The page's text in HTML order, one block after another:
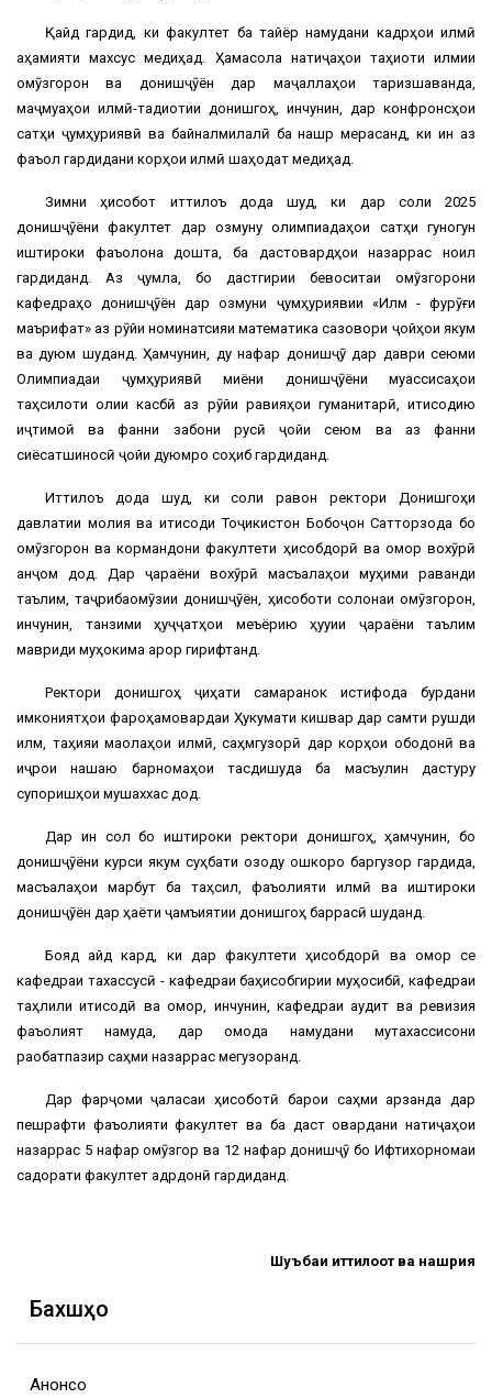
Қайд гардид, ки факултет ба тайёр намудани кадрҳои илмӣ
аҳамияти махсус медиҳад. Ҳамасола натиҷаҳои таҳқиқоти илмии
омӯзгорон ва донишҷӯён дар маҷаллаҳои тақризшаванда,
маҷмуаҳои илмӣ-тадқиқотии донишгоҳ, инчунин, дар конфронсҳои
сатҳи ҷумҳуриявӣ ва байналмилалӣ ба нашр мерасанд, ки ин аз
фаъол гардидани корҳои илмӣ шаҳодат медиҳад.
Зимни ҳисобот иттилоъ дода шуд, ки дар соли 2025
донишҷӯёни факултет дар озмуну олимпиадаҳои сатҳи гуногун
иштироки фаъолона дошта, ба дастовардҳои назаррас ноил
гардиданд. Аз ҷумла, бо дастгирии бевоситаи омӯзгорони
кафедраҳо донишҷӯён дар озмуни ҷумҳуриявии «Илм - фурӯғи
маърифат» аз рӯйи номинатсияи математика сазовори ҷойҳои якум
ва дуюм шуданд. Ҳамчунин, ду нафар донишҷӯ дар даври сеюми
Олимпиадаи ҷумҳуриявӣ миёни донишҷӯёни муассисаҳои
таҳсилоти олии касбӣ аз рӯйи равияҳои гуманитарӣ, иқтисодию
иҷтимоӣ ва фанни забони русӣ ҷойи сеюм ва аз фанни
сиёсатшиносӣ ҷойи дуюмро соҳиб гардиданд.
Иттилоъ дода шуд, ки соли равон ректори Донишгоҳи
давлатии молия ва иқтисоди Тоҷикистон Бобоҷон Сатторзода бо
омӯзгорон ва кормандони факултети ҳисобдорӣ ва омор вохӯрӣ
анҷом дод. Дар ҷараёни вохӯрӣ масъалаҳои муҳими раванди
таълим, таҷрибаомӯзии донишҷӯён, ҳисоботи солонаи омӯзгорон,
инчунин, танзими ҳуҷҷатҳои меъёрию ҳуқуқии ҷараёни таълим
мавриди муҳокима қарор гирифтанд.
Ректори донишгоҳ ҷиҳати самаранок истифода бурдани
имкониятҳои фароҳамовардаи Ҳукумати кишвар дар самти рушди
илм, таҳияи мақолаҳои илмӣ, саҳмгузорӣ дар корҳои ободонӣ ва
иҷрои нақшаю барномаҳои тасдиқшуда ба масъулин дастуру
супоришҳои мушаххас дод.
Дар ин сол бо иштироки ректори донишгоҳ, ҳамчунин, бо
донишҷӯёни курси якум суҳбати озоду ошкоро баргузор гардида,
масъалаҳои марбут ба таҳсил, фаъолияти илмӣ ва иштироки
донишҷӯён дар ҳаёти ҷамъиятии донишгоҳ баррасӣ шуданд.
Бояд қайд кард, ки дар факултети ҳисобдорӣ ва омор се
кафедраи тахассусӣ - кафедраи баҳисобгирии муҳосибӣ, кафедраи
таҳлили иқтисодӣ ва омор, инчунин, кафедраи аудит ва ревизия
фаъолият намуда, дар омода намудани мутахассисони
рақобатпазир саҳми назаррас мегузоранд.
Дар фарҷоми ҷаласаи ҳисоботӣ барои саҳми арзанда дар
пешрафти фаъолияти факултет ва ба даст овардани натиҷаҳои
назаррас 5 нафар омӯзгор ва 12 нафар донишҷӯ бо Ифтихорномаи
садорати факултет қадрдонӣ гардиданд.
Шуъбаи иттилоот ва нашрия
Бахшҳо
Анонсҳо